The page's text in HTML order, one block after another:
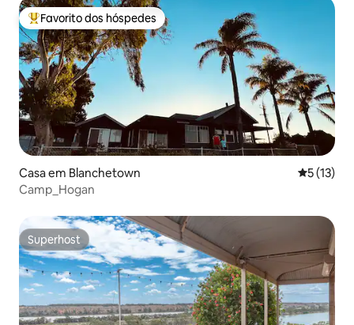
Favoritos dos hóspedes mais apreciados
Favorito dos hóspedes
Casa em Blanchetown
5 (13)
Camp_Hogan
Superhost
Superhost